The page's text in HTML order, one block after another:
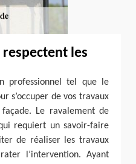
les
professionnel tel que le
s’occuper de vos travaux
Le ravalement de
requiert un savoir-faire
de réaliser les travaux
l’intervention. Ayant